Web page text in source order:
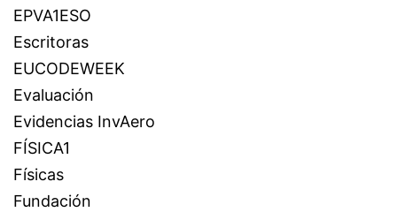
EPVA1ESO
Escritoras
EUCODEWEEK
Evaluación
Evidencias InvAero
FÍSICA1
Físicas
Fundación